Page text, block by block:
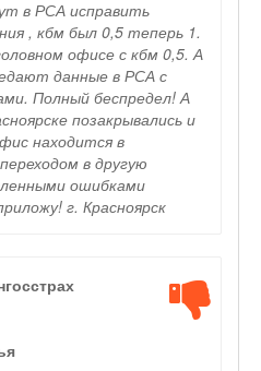
в РСА исправить
, кбм был 0,5 теперь 1.
офисе с кбм 0,5. А
данные в РСА с
Полный беспредел! А
позакрывались и
находится в
в другую
ошибками
г. Красноярск